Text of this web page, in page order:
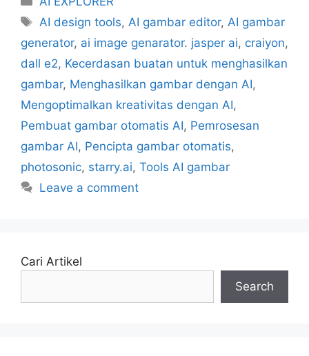
Tags
AI design tools, AI gambar editor, AI gambar
generator, ai image genarator. jasper ai, craiyon,
dall e2, Kecerdasan buatan untuk menghasilkan
gambar, Menghasilkan gambar dengan AI,
Mengoptimalkan kreativitas dengan AI,
Pembuat gambar otomatis AI, Pemrosesan
gambar AI, Pencipta gambar otomatis,
photosonic, starry.ai, Tools AI gambar
Leave a comment
Cari Artikel
Search